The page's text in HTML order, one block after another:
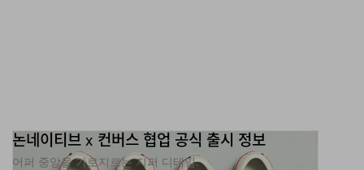
논네이티브 x 컨버스 협업 공식 출시 정보
어퍼 중앙을 가로지르는 지퍼 디테일.